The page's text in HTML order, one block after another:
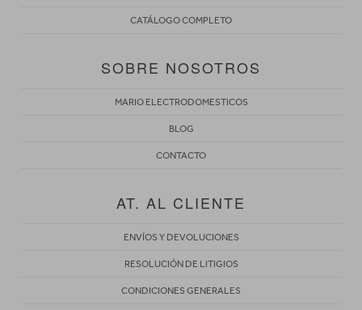
CATÁLOGO COMPLETO
SOBRE NOSOTROS
MARIO ELECTRODOMESTICOS
BLOG
CONTACTO
AT. AL CLIENTE
ENVÍOS Y DEVOLUCIONES
RESOLUCIÓN DE LITIGIOS
CONDICIONES GENERALES